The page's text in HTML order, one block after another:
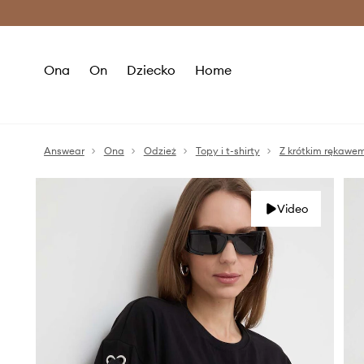
Ona On Dziecko Home
Answear Ona Odzież Topy i t-shirty Z krótkim
Video